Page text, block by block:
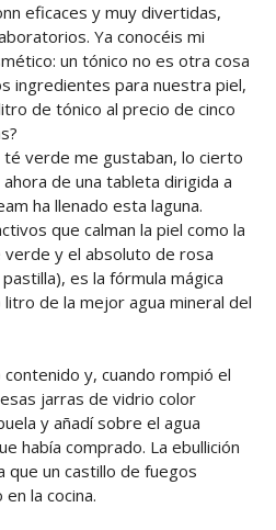
eficaces y muy divertidas,
Ya conocéis mi
un tónico no es otra cosa
ingredientes para nuestra piel,
de tónico al precio de cinco
té verde me gustaban, lo cierto
de una tableta dirigida a
ha llenado esta laguna.
que calman la piel como la
verde y el absoluto de rosa
es la fórmula mágica
de la mejor agua mineral del
y, cuando rompió el
jarras de vidrio color
y añadí sobre el agua
había comprado. La ebullición
que un castillo de fuegos
la cocina.